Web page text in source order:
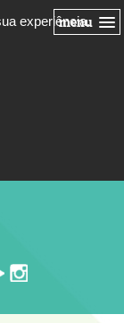
experiência.
menu